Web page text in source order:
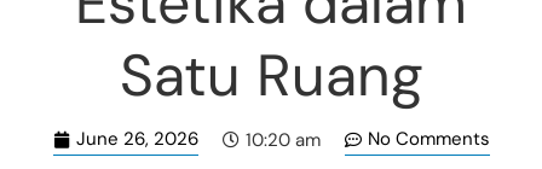
Satu Ruang
June 26, 2026 10:20 am No Comments